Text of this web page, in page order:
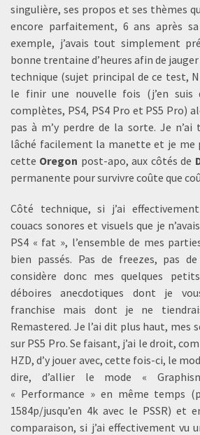
singulière, ses propos et ses thèmes
encore parfaitement, 6 ans après
exemple, j’avais tout simplement
bonne trentaine d’heures afin de
technique (sujet principal de ce test,
le finir une nouvelle fois (j’en suis
complètes, PS4, PS4 Pro et PS5 Pro)
pas à m’y perdre de la sorte. Je
lâché facilement la manette et je me
cette Oregon post-apo, aux côtés de
permanente pour survivre coûte que
Côté technique, si j’ai
couacs sonores et visuels que je
PS4 « fat », l’ensemble de mes
bien passés. Pas de freezes, pas
considère donc mes quelques
déboires anecdotiques dont je
franchise mais dont je ne
Remastered. Je l’ai dit plus haut, mes
sur PS5 Pro. Se faisant, j’ai le droit,
HZD, d’y jouer avec, cette fois-ci, le
dire, d’allier le mode «
« Performance » en même temps
1584p/jusqu’en 4k avec le PSSR) et
comparaison, si j’ai effectivement vu